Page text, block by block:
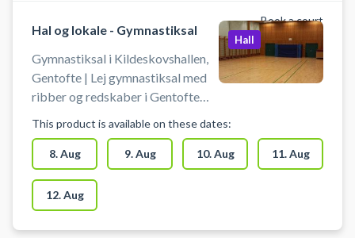
Book a court
Hal og lokale - Gymnastiksal
Gymnastiksal i Kildeskovshallen,
Gentofte | Lej gymnastiksal med
ribber og redskaber i Gentofte
Adolphsvej 25, 2820 Gentofte.
Gymnastiksalen i Kildeskovshallen
kan benyttes til ekstra træning,
talent træning eller kammeratlig
hygge. Du booker
Kildeskovhallens gymnastiksal,
Hall
This product is available on these dates:
8. Aug 9. Aug 10. Aug 11. Aug
12. Aug